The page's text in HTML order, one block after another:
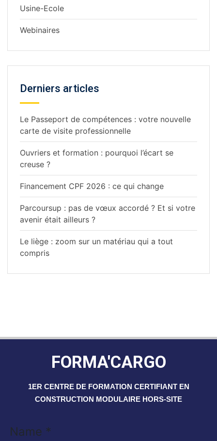
Usine-Ecole
Webinaires
Derniers articles
Le Passeport de compétences : votre nouvelle
carte de visite professionnelle
Ouvriers et formation : pourquoi l’écart se
creuse ?
Financement CPF 2026 : ce qui change
Parcoursup : pas de vœux accordé ? Et si votre
avenir était ailleurs ?
Le liège : zoom sur un matériau qui a tout
compris
FORMA'CARGO
1ER CENTRE DE FORMATION CERTIFIANT EN
CONSTRUCTION MODULAIRE HORS-SITE
Name *